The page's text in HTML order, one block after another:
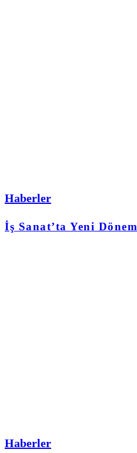
Haberler
İş Sanat’ta Yeni Dönem
Haberler